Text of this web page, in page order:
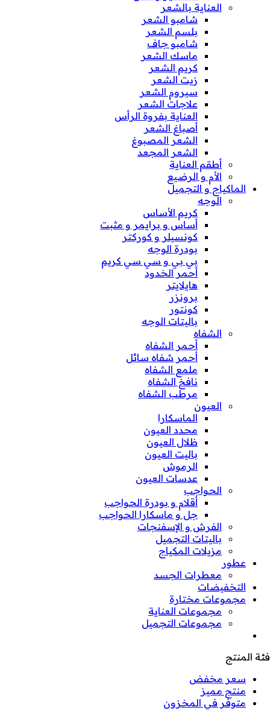
العناية بالشعر
شامبو الشعر
بلسم الشعر
شامبو جاف
ماسك الشعر
كريم الشعر
زيت الشعر
سيروم الشعر
علاجات الشعر
العناية بفروة الرأس
أصباغ الشعر
الشعر المصبوغ
الشعر المجعد
أطقم العناية
الأم و الرضيع
الماكياج و التجميل
الوجه
كريم الأساس
أساس و برايمر و مثبت
كونسيلر و كوركتر
بودرة الوجه
بي بي و سي سي كريم
أحمر الخدود
هايلايتر
برونزر
كونتور
باليتات الوجه
الشفاه
أحمر الشفاه
أحمر شفاه سائل
ملمع الشفاه
نافخ الشفاه
مرطب الشفاه
العيون
الماسكارا
محدد العيون
ظلال العيون
باليت العيون
الرموش
عدسات العيون
الحواجب
أقلام و بودرة الحواجب
جل و ماسكارا الحواجب
الفرش و الإسفنجات
باليتات التجميل
مزيلات المكياج
عطور
معطرات الجسد
التخفيضات
مجموعات مختارة
مجموعات العناية
مجموعات التجميل
فئة المنتج
سعر مخفض
منتج مميز
متوفر في المخزون